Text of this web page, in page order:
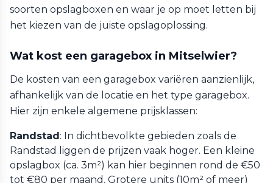
soorten opslagboxen en waar je op moet letten bij
het kiezen van de juiste opslagoplossing.
Wat kost een garagebox in Mitselwier?
De kosten van een garagebox variëren aanzienlijk,
afhankelijk van de locatie en het type garagebox.
Hier zijn enkele algemene prijsklassen:
Randstad: In dichtbevolkte gebieden zoals de
Randstad liggen de prijzen vaak hoger. Een kleine
opslagbox (ca. 3m²) kan hier beginnen rond de €50
tot €80 per maand. Grotere units (10m² of meer)